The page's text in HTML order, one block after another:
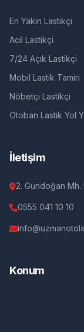
En Yakın Lastikçi
Acil Lastikçi
7/24 Açık Lastikçi
Mobil Lastik Tamiri
Nöbetçi Lastikçi
Otoban Lastik Yol
İletişim
2. Gündoğan Mh.
0555 041 10 10
Konum